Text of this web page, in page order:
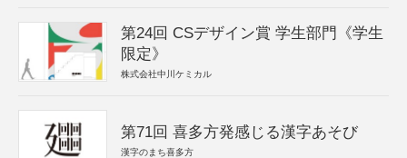
第24回 CSデザイン賞 学生部門《学生
限定》
株式会社中川ケミカル
第71回 喜多方発感じる漢字あそび
漢字のまち喜多方